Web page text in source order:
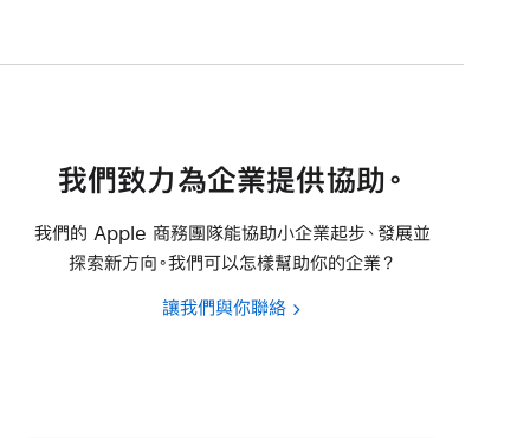
我們致力為企業提供協助。
我們的 Apple 商務團隊能協助小企業起步、發展並
探索新方向。我們可以怎樣幫助你的企業？
讓我們與你聯絡